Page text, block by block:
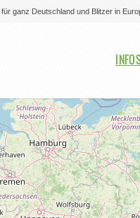
ganz Deutschland und Blitzer in
Bitte